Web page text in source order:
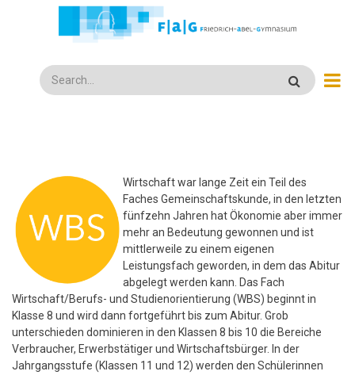
Search
Wirtschaft war lange Zeit ein Teil des
Faches Gemeinschaftskunde, in den letzten
fünfzehn Jahren hat Ökonomie aber immer
mehr an Bedeutung gewonnen und ist
mittlerweile zu einem eigenen
Leistungsfach geworden, in dem das Abitur
abgelegt werden kann. Das Fach
Wirtschaft/Berufs- und Studienorientierung (WBS) beginnt in
Klasse 8 und wird dann fortgeführt bis zum Abitur. Grob
unterschieden dominieren in den Klassen 8 bis 10 die Bereiche
Verbraucher, Erwerbstätiger und Wirtschaftsbürger. In der
Jahrgangsstufe (Klassen 11 und 12) werden den Schülerinnen